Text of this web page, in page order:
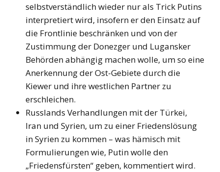
selbstverständlich wieder nur als Trick Putins
interpretiert wird, insofern er den Einsatz auf
die Frontlinie beschränken und von der
Zustimmung der Donezger und Lugansker
Behörden abhängig machen wolle, um so eine
Anerkennung der Ost-Gebiete durch die
Kiewer und ihre westlichen Partner zu
erschleichen.
Russlands Verhandlungen mit der Türkei,
Iran und Syrien, um zu einer Friedenslösung
in Syrien zu kommen – was hämisch mit
Formulierungen wie, Putin wolle den
„Friedensfürsten“ geben, kommentiert wird.